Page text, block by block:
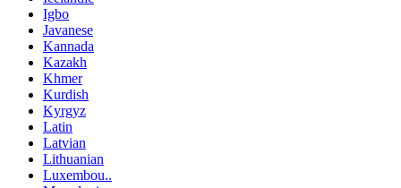
Igbo
Javanese
Kannada
Kazakh
Khmer
Kurdish
Kyrgyz
Latin
Latvian
Lithuanian
Luxembou..